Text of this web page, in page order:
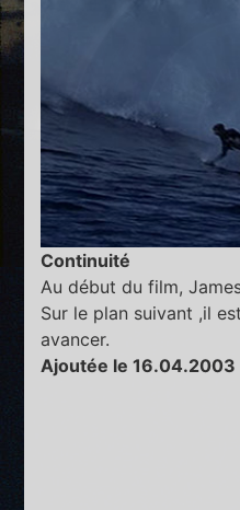
Continuité
Au début du film,
Sur le plan suivant ,il
avancer.
Ajoutée le 16.04.2003